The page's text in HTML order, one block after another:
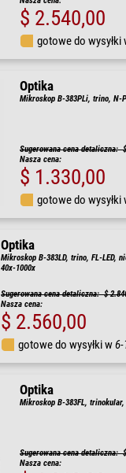
$ 2.540,00
gotowe do
Optika
Mikroskop B-383PLi, trino, N-
Sugerowana cena detaliczna:
Nasza cena:
$ 1.330,00
gotowe do
Optika
Mikroskop B-383LD, trino, FL-LED,
40x-1000x
Sugerowana cena detaliczna: $
Nasza cena:
$ 2.560,00
gotowe do wysyłki w
Optika
Mikroskop B-383FL,
Sugerowana cena detaliczna:
Nasza cena: